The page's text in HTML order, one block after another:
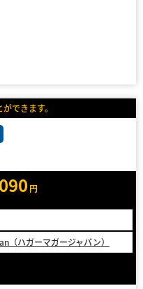
できます。
円
（ハガーマガージャパン）